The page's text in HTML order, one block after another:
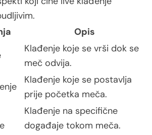
Opis
Klađenje koje se vrši dok se
meč odvija.
Klađenje koje se postavlja
prije početka meča.
Klađenje na specifične
događaje tokom meča.